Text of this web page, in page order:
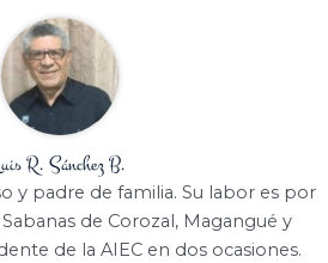
R. Sánchez B.
y padre de familia. Su labor es por
de Corozal, Magangué y
de la AIEC en dos ocasiones.